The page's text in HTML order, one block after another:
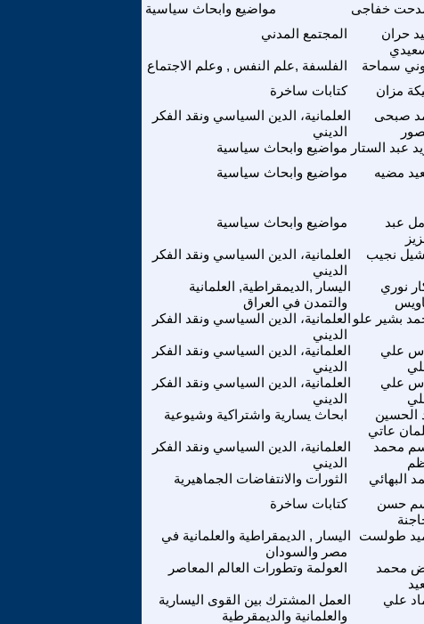
مواضيع وابحاث سياسية خفاجى
المجتمع المدني
حران
الفلسفة ,علم النفس , وعلم الاجتماع سماحة
كتابات ساخرة
مزان
العلمانية، الدين السياسي ونقد الفكر
الديني
صبحى
مواضيع وابحاث سياسية عبد الستار
مواضيع وابحاث سياسية
مضيه
مواضيع وابحاث سياسية
عبد
العلمانية، الدين السياسي ونقد الفكر
الديني
نجيب
اليسار ,الديمقراطية, العلمانية
والتمدن في العراق
نوري
العلمانية، الدين السياسي ونقد الفكر
الديني
بشير علو
العلمانية، الدين السياسي ونقد الفكر
الديني
علي
العلمانية، الدين السياسي ونقد الفكر
الديني
علي
ابحاث يسارية واشتراكية وشيوعية
الحسين
عاتي
العلمانية، الدين السياسي ونقد الفكر
الديني
محمد
الثورات والانتفاضات الجماهيرية البهائي
كتابات ساخرة
حسن
اليسار , الديمقراطية والعلمانية في
مصر والسودان
طولست
العولمة وتطورات العالم المعاصر
محمد
العمل المشترك بين القوى اليسارية
والعلمانية والديمقرطية
علي